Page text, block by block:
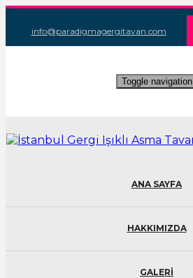
info@paradigmagergitavan.com
Toggle navigation
ANA SAYFA
HAKKIMIZDA
GALERİ